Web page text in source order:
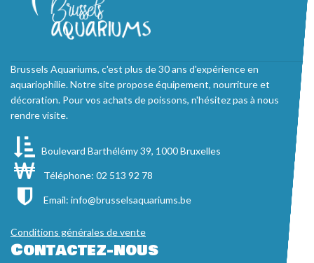
Brussels Aquariums, c'est plus de 30 ans d'expérience en
aquariophilie. Notre site propose équipement, nourriture et
décoration. Pour vos achats de poissons, n'hésitez pas à nous
rendre visite.
Boulevard Barthélémy 39, 1000 Bruxelles
Téléphone: 02 513 92 78
Email: info@brusselsaquariums.be
Conditions générales de vente
Contactez-nous